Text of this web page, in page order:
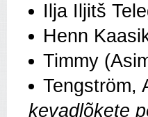
Ilja Iljitš
Henn
Timmy
Tengström,
kevadlõkete